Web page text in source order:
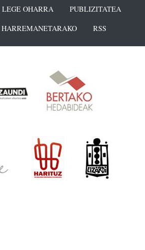
LEGE OHARRA
PUBLIZITATEA
HARREMANETARAKO RSS